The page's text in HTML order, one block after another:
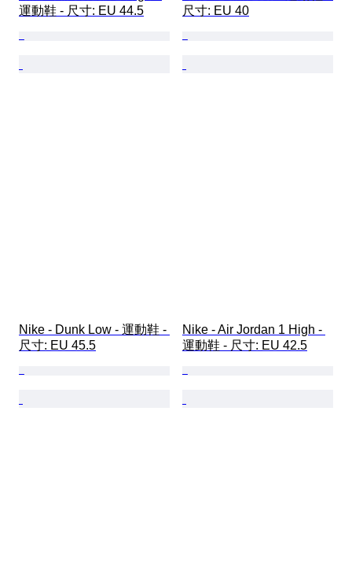
運動鞋 - 尺寸: EU 44.5
尺寸: EU 40
Nike - Dunk Low - 運動鞋 -
尺寸: EU 45.5
Nike - Air Jordan 1 High -
運動鞋 - 尺寸: EU 42.5